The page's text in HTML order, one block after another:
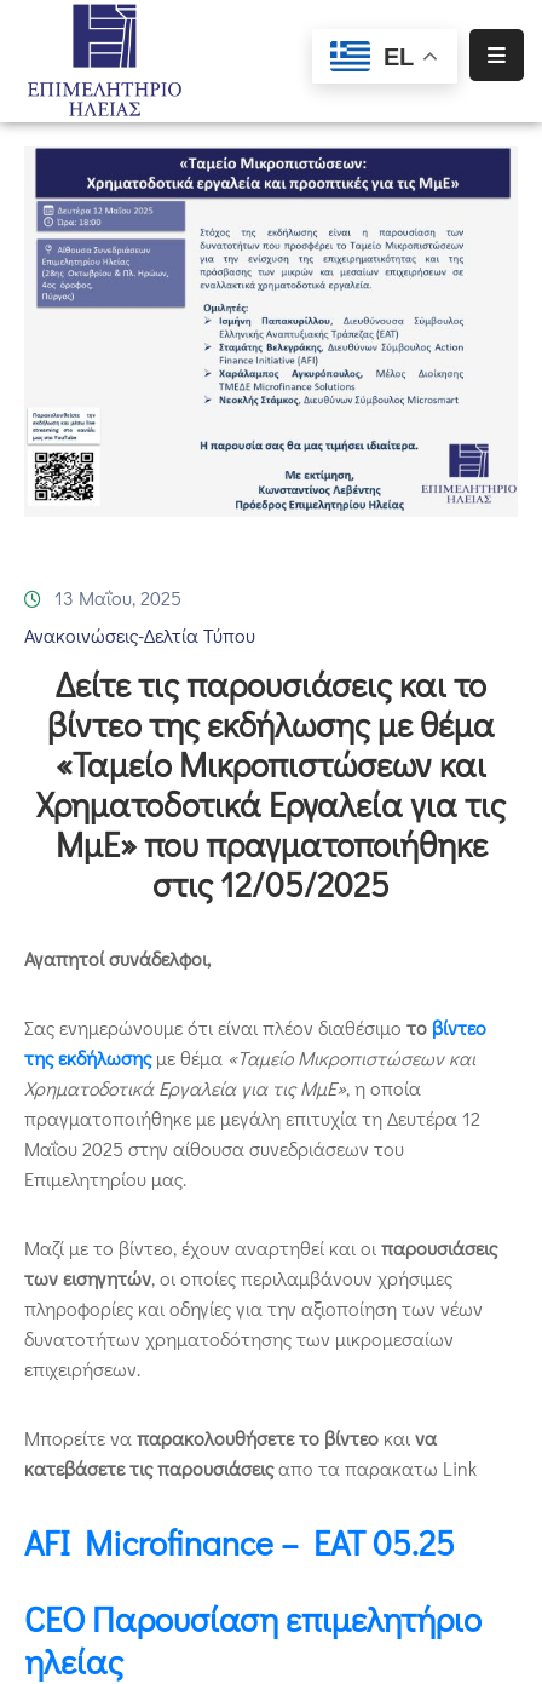
EL
Αρχική
Ενημέρωση
Σύλλογοι
Πληροφόρηση
Προγράμματα
Χρηματοδότησης
13 Μαΐου, 2025
Ανακοινώσεις-Δελτία Τύπου
Δείτε τις παρουσιάσεις και το
βίντεο της εκδήλωσης με θέμα
«Ταμείο Μικροπιστώσεων και
Χρηματοδοτικά Εργαλεία για τις
ΜμΕ» που πραγματοποιήθηκε
στις 12/05/2025
Αγαπητοί συνάδελφοι,
Σας ενημερώνουμε ότι είναι πλέον διαθέσιμο το βίντεο
της εκδήλωσηςμε θέμα «Ταμείο Μικροπιστώσεων και
Χρηματοδοτικά Εργαλεία για τις ΜμΕ», η οποία
πραγματοποιήθηκε με μεγάλη επιτυχία τη Δευτέρα 12
Μαΐου 2025 στην αίθουσα συνεδριάσεων του
Επιμελητηρίου μας.
Μαζί με το βίντεο, έχουν αναρτηθεί και οι παρουσιάσεις
των εισηγητών, οι οποίες περιλαμβάνουν χρήσιμες
πληροφορίες και οδηγίες για την αξιοποίηση των νέων
δυνατοτήτων χρηματοδότησης των μικρομεσαίων
επιχειρήσεων.
Μπορείτε να παρακολουθήσετε το βίντεο και να
κατεβάσετε τις παρουσιάσειςαπο τα παρακατω Link
AFI Microfinance – EAT 05.25
CEO Παρουσίαση επιμελητήριο
ηλείας